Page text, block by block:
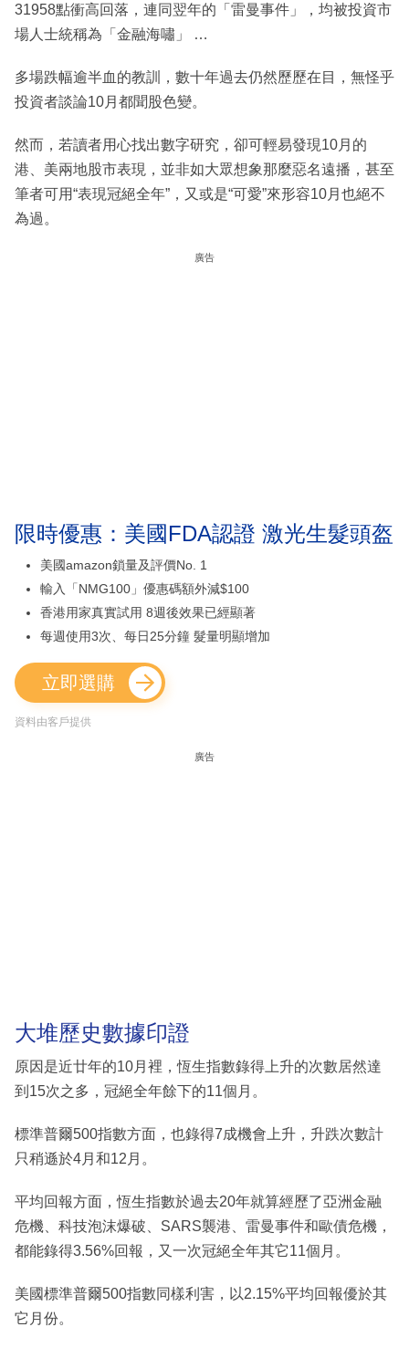
31958點衝高回落，連同翌年的「雷曼事件」，均被投資市
場人士統稱為「金融海嘯」 …
多場跌幅逾半血的教訓，數十年過去仍然歷歷在目，無怪乎
投資者談論10月都聞股色變。
然而，若讀者用心找出數字研究，卻可輕易發現10月的
港、美兩地股市表現，並非如大眾想象那麼惡名遠播，甚至
筆者可用“表現冠絕全年”，又或是“可愛”來形容10月也絕不
為過。
廣告
限時優惠：美國FDA認證 激光生髮頭盔
美國amazon鎖量及評價No. 1
輸入「NMG100」優惠碼額外減$100
香港用家真實試用 8週後效果已經顯著
每週使用3次、每日25分鐘 髮量明顯增加
立即選購
資料由客戶提供
廣告
大堆歷史數據印證
原因是近廿年的10月裡，恆生指數錄得上升的次數居然達
到15次之多，冠絕全年餘下的11個月。
標準普爾500指數方面，也錄得7成機會上升，升跌次數計
只稍遜於4月和12月。
平均回報方面，恆生指數於過去20年就算經歷了亞洲金融
危機、科技泡沫爆破、SARS襲港、雷曼事件和歐債危機，
都能錄得3.56%回報，又一次冠絕全年其它11個月。
美國標準普爾500指數同樣利害，以2.15%平均回報優於其
它月份。